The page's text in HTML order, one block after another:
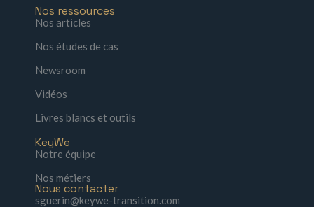
Nos ressources
Nos articles
Nos études de cas
Newsroom
Vidéos
Livres blancs et outils
KeyWe
Notre équipe
Nos métiers
Nous contacter
sguerin@keywe-transition.com